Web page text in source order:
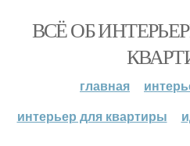
ВСЁ ОБ
главная
интерьер для квартиры